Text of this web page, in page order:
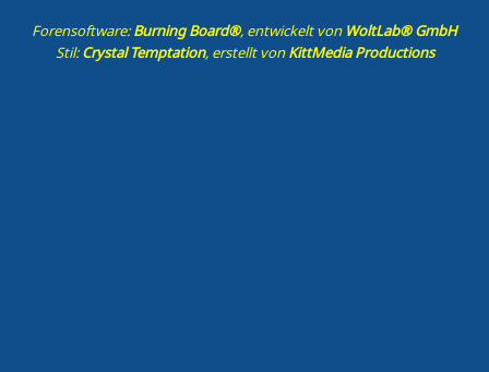
Forensoftware:Burning Board®, entwickelt von WoltLab® GmbH
Stil:Crystal Temptation, erstellt vonKittMedia Productions